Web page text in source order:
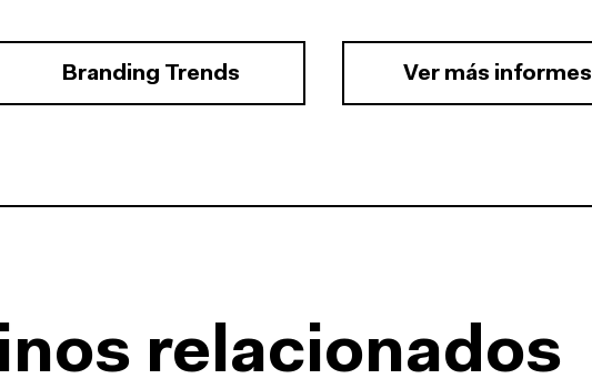
Branding Trends Ver más informes
relacionados